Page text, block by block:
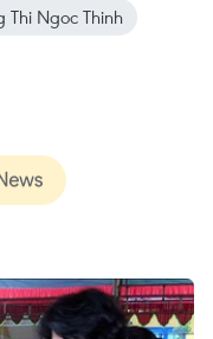
Thi Ngoc Thinh